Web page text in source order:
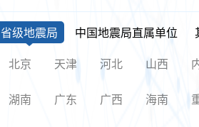
省级地震局 中国地震局直属单位
北京
天津 河北 山西
湖南 广东 广西 海南